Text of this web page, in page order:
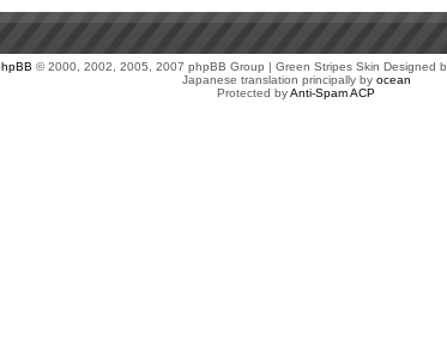
© 2000, 2002, 2005, 2007 phpBB Group | Green Stripes Skin Designed
Japanese translation principally by ocean
Protected byAnti-Spam ACP